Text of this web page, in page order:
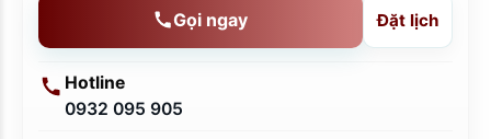
Gọi ngay Đặt lịch
Hotline
0932 095 905